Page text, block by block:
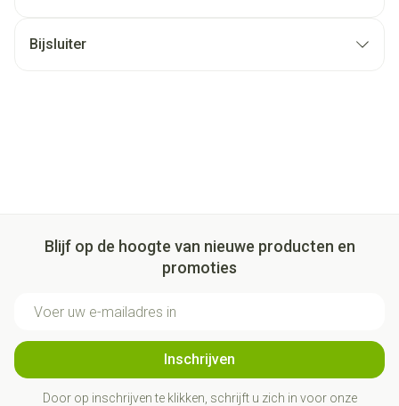
Bijsluiter
Blijf op de hoogte van nieuwe producten en
promoties
Inschrijven
Door op inschrijven te klikken, schrijft u zich in voor onze